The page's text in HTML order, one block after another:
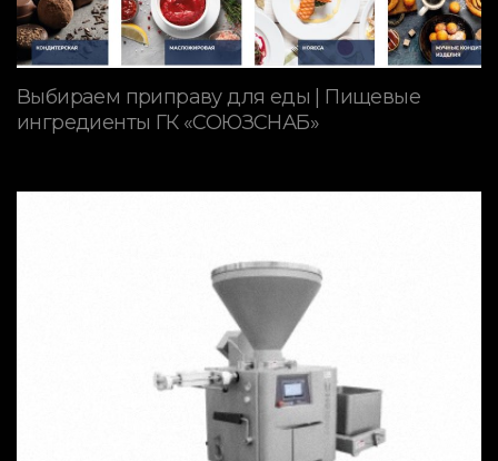
Выбираем приправу для еды | Пищевые
ингредиенты ГК «СОЮЗСНАБ»